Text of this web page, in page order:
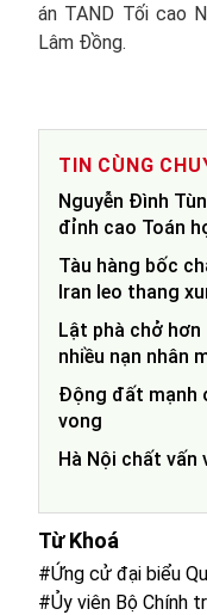
án TAND Tối cao
Lâm Đồng.
TIN CÙNG
Nguyễn Đình
đỉnh cao Toán
Tàu hàng bốc
Iran leo thang
Lật phà chở hơn
nhiều nạn nhân
Động đất mạnh
vong
Hà Nội chất vấn
Từ Khoá
#Ứng cử đại biểu
#Ủy viên Bộ Chính